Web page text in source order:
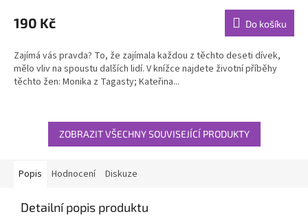
190 Kč Do košíku
Zajímá vás pravda? To, že zajímala každou z těchto deseti dívek,
mělo vliv na spoustu dalších lidí. V knížce najdete životní příběhy
těchto žen: Monika z Tagasty; Kateřina...
ZOBRAZIT VŠECHNY SOUVISEJÍCÍ PRODUKTY
Popis Hodnocení Diskuze
Detailní popis produktu